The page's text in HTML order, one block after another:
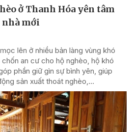
ở Thanh Hóa yên tâm
mới
lên ở nhiều bản làng vùng khó
an cư cho hộ nghèo, hộ khó
phần giữ gìn sự bình yên, giúp
sản xuất thoát nghèo,...